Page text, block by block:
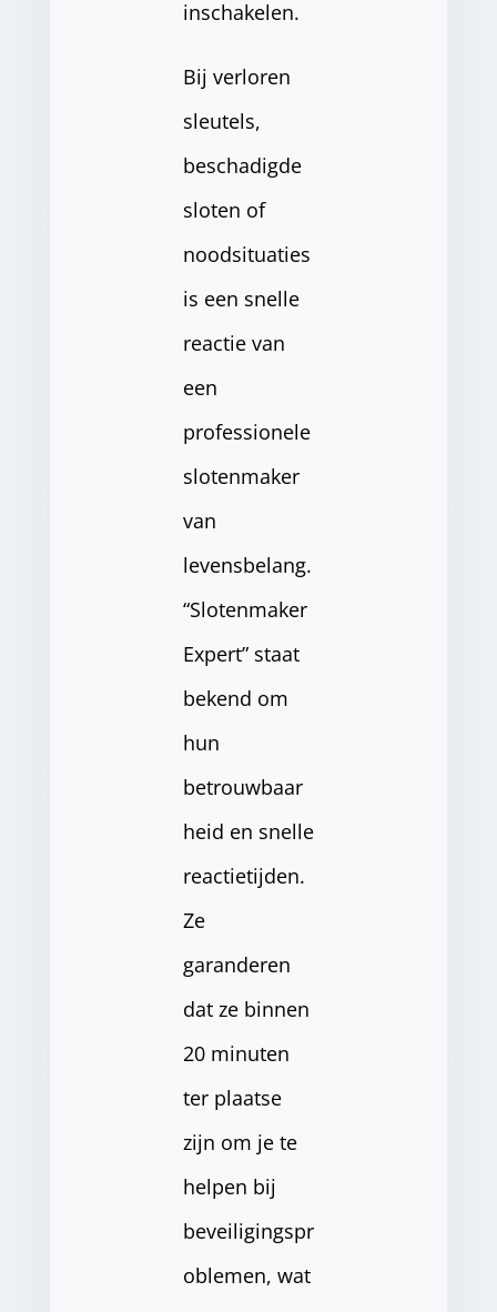
inschakelen.
Bij verloren
sleutels,
beschadigde
sloten of
noodsituaties
is een snelle
reactie van
een
professionele
slotenmaker
van
levensbelang.
“Slotenmaker
Expert” staat
bekend om
hun
betrouwbaar
heid en snelle
reactietijden.
Ze
garanderen
dat ze binnen
20 minuten
ter plaatse
zijn om je te
helpen bij
beveiligingspr
oblemen, wat